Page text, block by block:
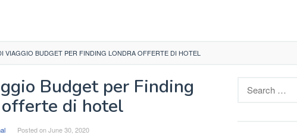
VIAGGIO BUDGET PER FINDING LONDRA OFFERTE DI HOTEL
Budget per Finding
di hotel
Posted onJune 30, 2020